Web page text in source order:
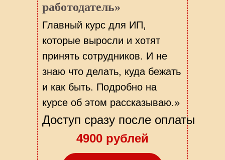
работодатель»
Главный курс для ИП,
которые выросли и хотят
принять сотрудников. И не
знаю что делать, куда бежать
и как быть. Подробно на
курсе об этом рассказываю.»
4900 рублей
Доступ сразу после оплаты